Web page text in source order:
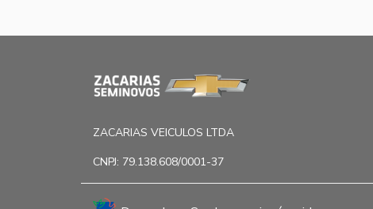
ZACARIAS VEICULOS LTDA
CNPJ: 79.138.608/0001-37